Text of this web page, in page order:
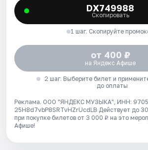
DX749988
Скопировать
1 шаг. Скопируйте
от 400 ₽
на Яндекс Афише
2 шаг. Выберите билет и
до оплаты
Реклама. ООО "ЯНДЕКС МУЗЫКА", ИНН:
25H8d7vbP8SRTvHZrUcdLB Действует до
при покупке билетов от 3 000 ₽ на это
Афише!